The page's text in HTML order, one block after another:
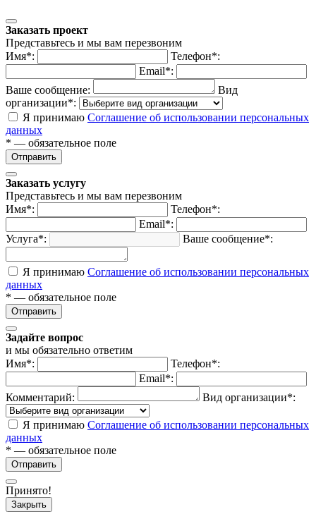
Заказать проект
Представьтесь и мы вам перезвоним
Имя*:
Телефон*:
Email*:
Ваше сообщение:
Вид
организации*:
Я принимаю Соглашение об использовании персональных
данных
* — обязательное поле
Отправить
Заказать услугу
Представьтесь и мы вам перезвоним
Имя*:
Телефон*:
Email*:
Услуга*:
Ваше сообщение*:
Я принимаю Соглашение об использовании персональных
данных
* — обязательное поле
Отправить
Задайте вопрос
и мы обязательно ответим
Имя*:
Телефон*:
Email*:
Комментарий:
Вид организации*:
Я принимаю Соглашение об использовании персональных
данных
* — обязательное поле
Отправить
Принято!
Закрыть